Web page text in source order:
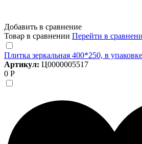
Добавить в сравнение
Товар в сравнении Перейти в
Плитка зеркальная 400*250, в
Артикул: Ц0000005517
0 Р